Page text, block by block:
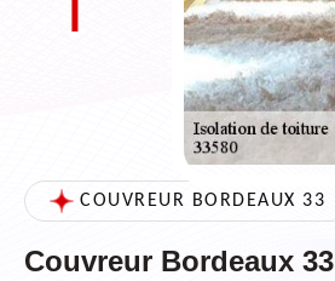
COUVREUR BORDEAUX 33
Couvreur Bordeaux 33